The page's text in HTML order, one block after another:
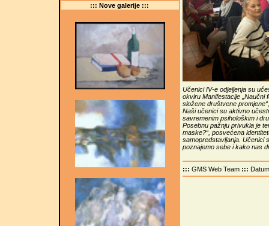
::: Nove galerije :::
Učenici IV-e odjeljenja su
okviru Manifestacije „Naučni
složene društvene
Naši učenici su aktivno
savremenim psihološkim i
Posebnu pažnju privukla je
maske?“, posvećena
samopredstavljanja. Učenici
poznajemo sebe i kako nas
::: GMS Web Team :::